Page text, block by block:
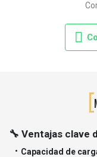
🔧 Ventajas clave
Capacidad de